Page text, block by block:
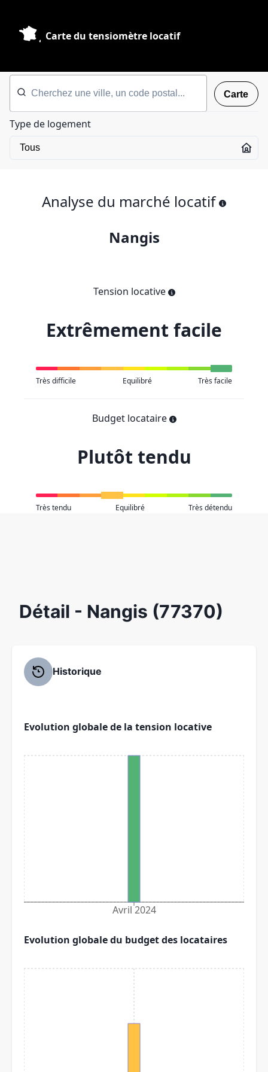
Carte du tensiomètre locatif
Carte
Type de logement
Analyse du marché locatif
Nangis
Tension locative
Extrêmement facile
Très difficile Equilibré Très facile
Budget locataire
Plutôt tendu
Très tendu Equilibré Très détendu
Détail - Nangis (77370)
Historique
Evolution globale de la tension locative
Avril 2024
Evolution globale du budget des locataires